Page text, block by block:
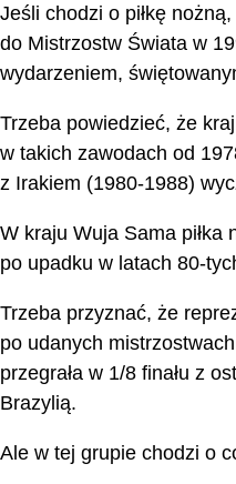
Jeśli chodzi o piłkę
do Mistrzostw Świata w
wydarzeniem,
Trzeba powiedzieć, że kraj
w takich zawodach od
z Irakiem (1980-1988)
W kraju Wuja Sama piłka
po upadku w latach 80-
Trzeba przyznać, że
po udanych
przegrała w 1/8 finału z
Brazylią.
Ale w tej grupie chodzi o